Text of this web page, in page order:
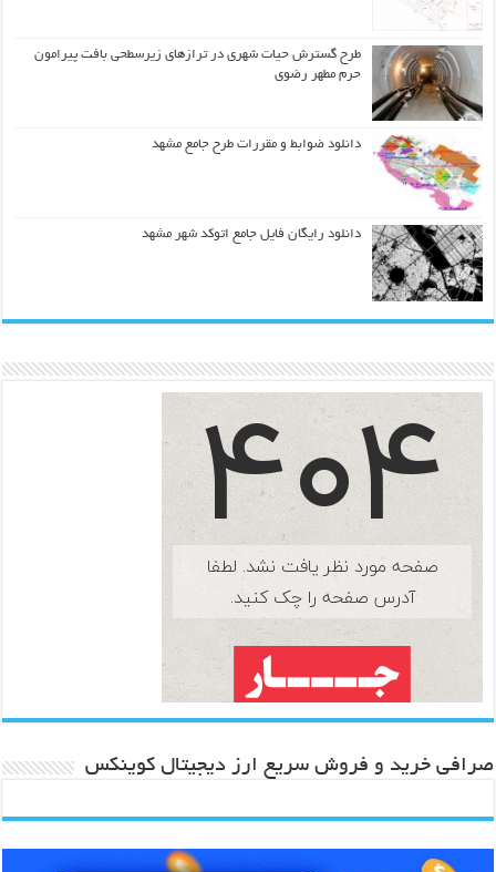
طرح گسترش حیات شهري در ترازهاي زیرسطحی بافت پیرامون
حرم مطهر رضوي
دانلود ضوابط و مقررات طرح جامع مشهد
دانلود رایگان فایل جامع اتوکد شهر مشهد
صرافی خرید و فروش سریع ارز دیجیتال کوینکس